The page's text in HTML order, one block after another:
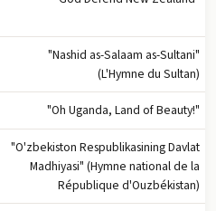
"Nashid as-Salaam as-Sultani"
(L'Hymne du Sultan)
"Oh Uganda, Land of Beauty!"
"O'zbekiston Respublikasining Davlat
Madhiyasi" (Hymne national de la
République d'Ouzbékistan)